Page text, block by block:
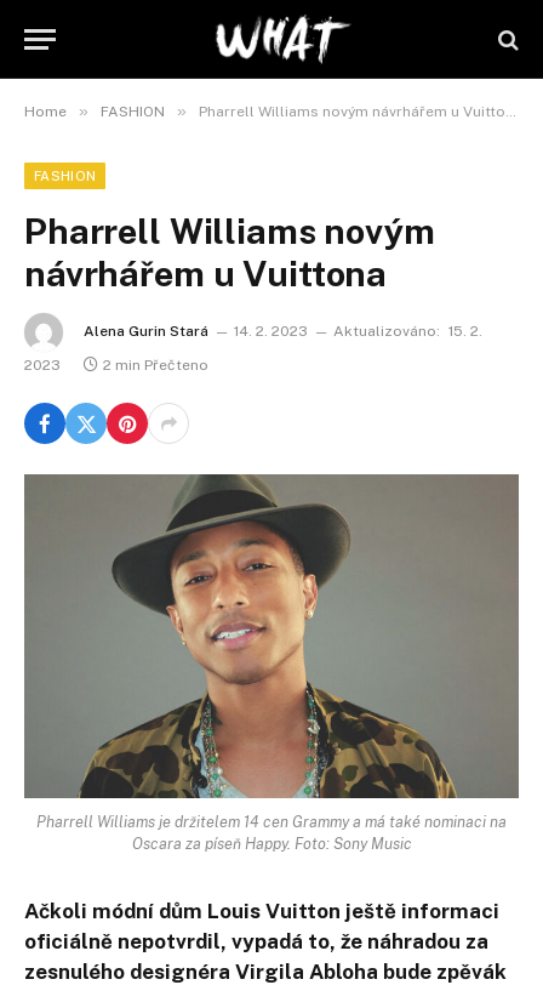
Home » FASHION » Pharrell Williams novým návrhářem u Vuittona
FASHION
Pharrell Williams novým
návrhářem u Vuittona
Alena Gurin Stará 14. 2. 2023 Aktualizováno: 15. 2.
2023
2 min Přečteno
Pharrell Williams je držitelem 14 cen Grammy a má také nominaci na
Oscara za píseň Happy. Foto: Sony Music
Ačkoli módní dům Louis Vuitton ještě informaci
oficiálně nepotvrdil, vypadá to, že náhradou za
zesnulého designéra Virgila Abloha bude zpěvák